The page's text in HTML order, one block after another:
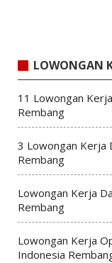
LOWONGAN
11 Lowongan
Rembang
3 Lowongan Kerja
Rembang
Lowongan Kerja
Rembang
Lowongan Kerja
Indonesia